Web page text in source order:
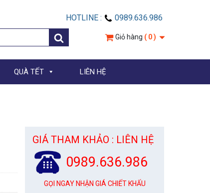
HOTLINE :
0989.636.986
Giỏ hàng ( 0 )
QUÀ TẾT LIÊN HỆ
GIÁ THAM KHẢO : LIÊN HỆ
0989.636.986
GỌI NGAY NHẬN GIÁ CHIẾT KHẤU